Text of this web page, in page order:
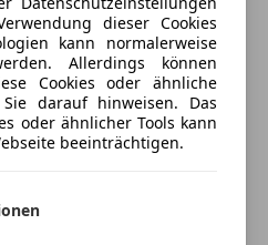
inkl. Memory Funktion
(Top View)
an Ihre Bedürfnisse
ab Stufe 0
dieser Cookies
kann normalerweise
Allerdings können
Cookies oder ähnliche
darauf hinweisen. Das
oder ähnlicher Tools kann
beeinträchtigen.